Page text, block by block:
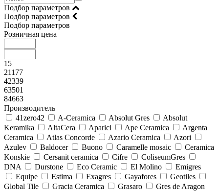
Подбор параметров
Подбор параметров
Подбор параметров
Розничная цена
15
21177
42339
63501
84663
Производитель
41zero42
A-Ceramica Absolut Gres
Absolut
Keramika
AltaCera Aparici Ape Ceramica
Argenta
Ceramica
Atlas Concorde Azario Ceramica
Azori
Azulev
Baldocer Buono Caramelle mosaic
Ceramica
Konskie
Cersanit ceramica Cifre
ColiseumGres
DNA
Durstone Eco Ceramic El Molino
Emigres
Equipe
Estima Exagres Gayafores
Geotiles
Global Tile
Gracia Ceramica Grasaro
Gres de Aragon